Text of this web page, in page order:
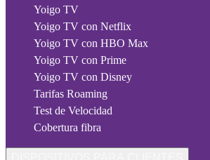
Yoigo TV
Yoigo TV con Netflix
Yoigo TV con HBO Max
Yoigo TV con Prime
Yoigo TV con Disney
Tarifas Roaming
Test de Velocidad
Cobertura fibra